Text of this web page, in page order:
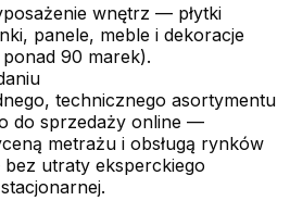
wnętrz — płytki
panele, meble i dekoracje
90 marek).
technicznego asortymentu
do sprzedaży online —
metrażu i obsługą rynków
utraty eksperckiego